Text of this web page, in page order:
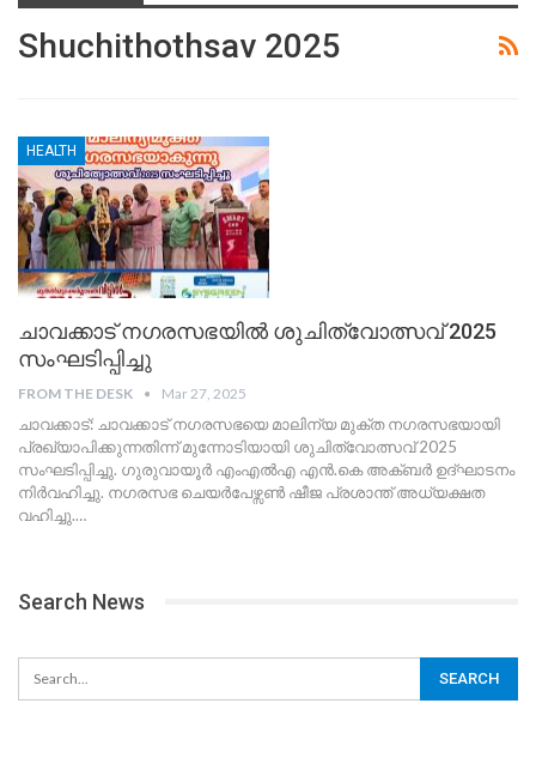
Shuchithothsav 2025
HEALTH
ചാവക്കാട് നഗരസഭയിൽ ശുചിത്വോത്സവ് 2025
സംഘടിപ്പിച്ചു
FROM THE DESK Mar 27, 2025
ചാവക്കാട്: ചാവക്കാട് നഗരസഭയെ മാലിന്യ മുക്ത നഗരസഭയായി
പ്രഖ്യാപിക്കുന്നതിന്ന് മുന്നോടിയായി ശുചിത്വോത്സവ് 2025
സംഘടിപ്പിച്ചു. ഗുരുവായൂർ എംഎൽഎ എൻ.കെ അക്ബർ ഉദ്ഘാടനം
നിർവഹിച്ചു. നഗരസഭ ചെയർപേഴ്സൺ ഷീജ പ്രശാന്ത് അധ്യക്ഷത
വഹിച്ചു.…
Search News